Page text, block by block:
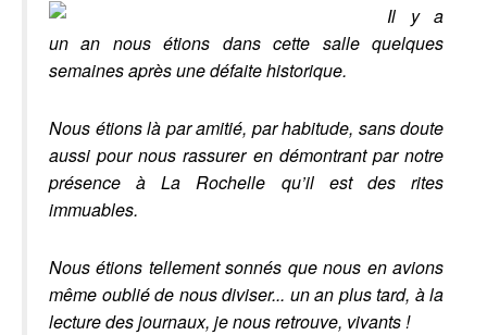
Il y a
un an nous étions dans cette salle quelques
semaines après une défaite historique.
Nous étions là par amitié, par habitude, sans doute
aussi pour nous rassurer en démontrant par notre
présence à La Rochelle qu’il est des rites
immuables.
Nous étions tellement sonnés que nous en avions
même oublié de nous diviser... un an plus tard, à la
lecture des journaux, je nous retrouve, vivants !